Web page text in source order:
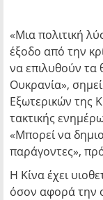
«Μια πολιτική
έξοδο από την
να επιλυθούν τα
Ουκρανία»,
Εξωτερικών της
τακτικής
«Μπορεί να
παράγοντες»,
Η Κίνα έχει
όσον αφορά την